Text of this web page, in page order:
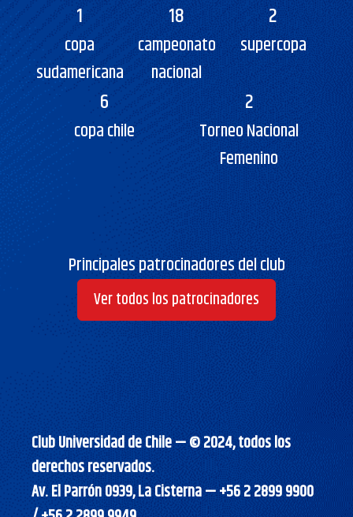
1
copa
sudamericana
18
campeonato
nacional
2
supercopa
6
copa chile
2
Torneo Nacional
Femenino
Principales patrocinadores del club
Ver todos los patrocinadores
Club Universidad de Chile — © 2024, todos los
derechos reservados.
Av. El Parrón 0939, La Cisterna — +56 2 2899 9900